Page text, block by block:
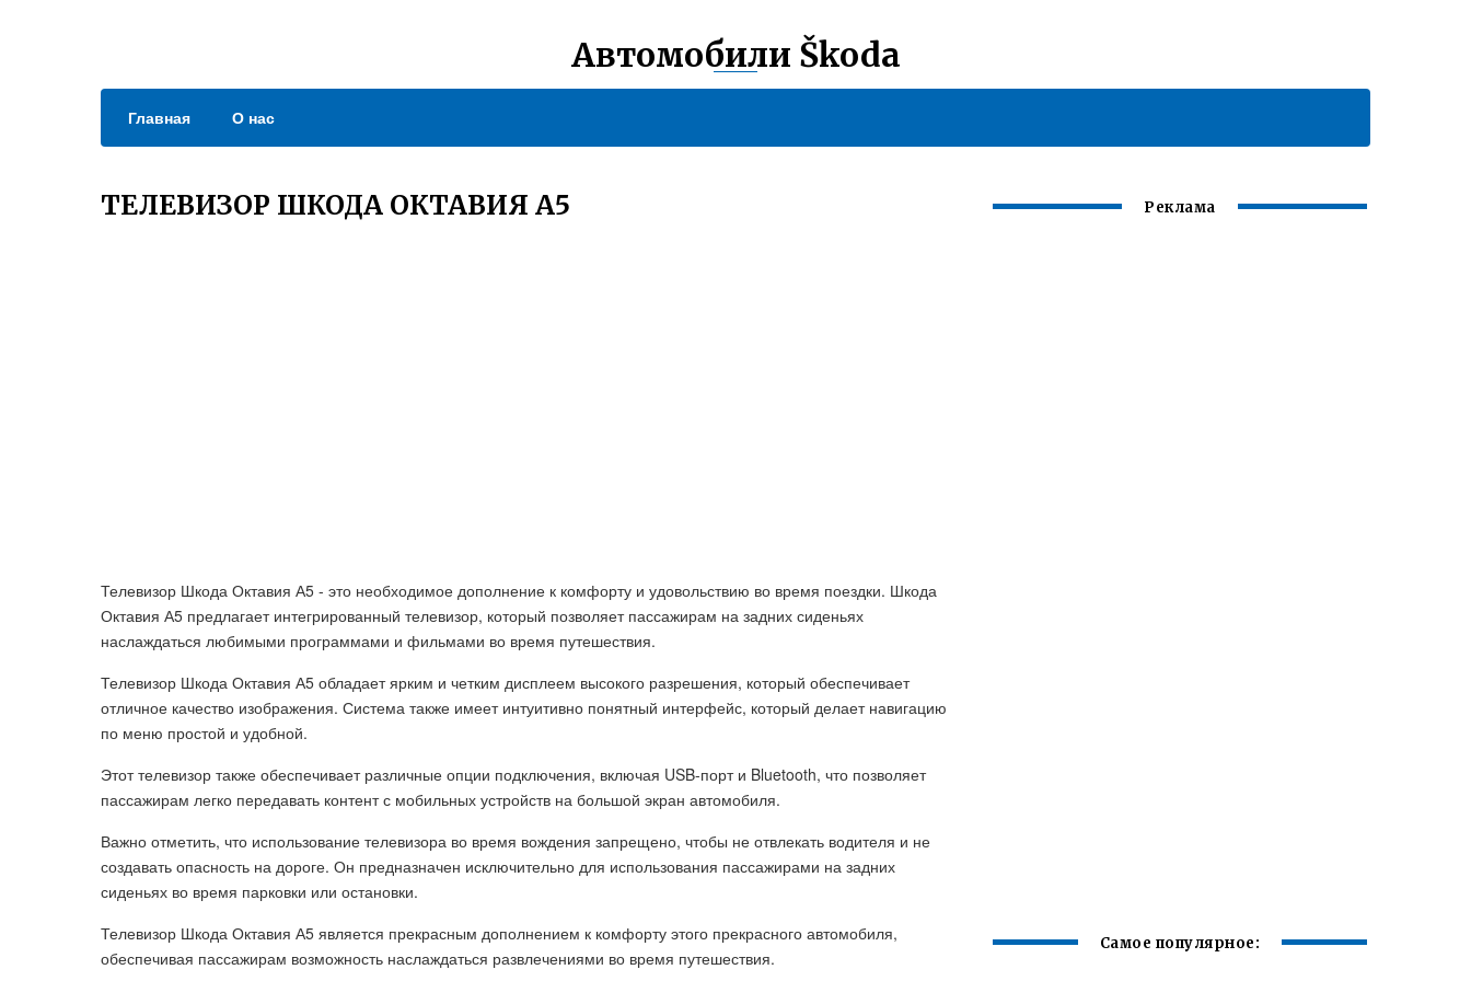
Автомобили Škoda
Главная О нас
ТЕЛЕВИЗОР ШКОДА ОКТАВИЯ А5
Телевизор Шкода Октавия А5 - это необходимое дополнение к комфорту и удовольствию во время поездки. Шкода
Октавия А5 предлагает интегрированный телевизор, который позволяет пассажирам на задних сиденьях
наслаждаться любимыми программами и фильмами во время путешествия.
Телевизор Шкода Октавия А5 обладает ярким и четким дисплеем высокого разрешения, который обеспечивает
отличное качество изображения. Система также имеет интуитивно понятный интерфейс, который делает навигацию
по меню простой и удобной.
Этот телевизор также обеспечивает различные опции подключения, включая USB-порт и Bluetooth, что позволяет
пассажирам легко передавать контент с мобильных устройств на большой экран автомобиля.
Важно отметить, что использование телевизора во время вождения запрещено, чтобы не отвлекать водителя и не
создавать опасность на дороге. Он предназначен исключительно для использования пассажирами на задних
сиденьях во время парковки или остановки.
Телевизор Шкода Октавия А5 является прекрасным дополнением к комфорту этого прекрасного автомобиля,
обеспечивая пассажирам возможность наслаждаться развлечениями во время путешествия.
Реклама
Самое популярное: